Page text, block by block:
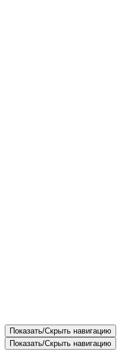
Показать/Скрыть навигацию
Показать/Скрыть навигацию